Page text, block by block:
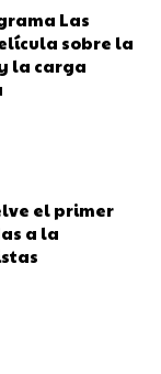
Las
sobre la
la carga
el primer
a la